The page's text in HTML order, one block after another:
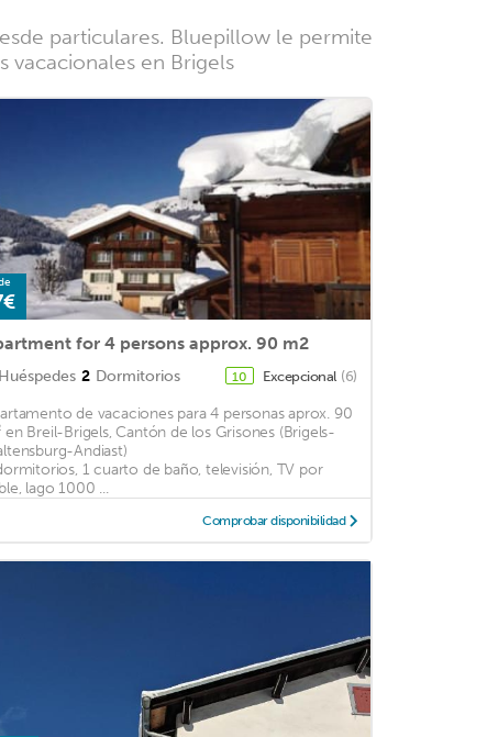
particulares. Bluepillow le permite
vacacionales en Brigels
for 4 persons approx. 90 m2
Huéspedes 2 Dormitorios 10 Excepcional (6)
de vacaciones para 4 personas aprox. 90
en Breil-Brigels, Cantón de los Grisones (Brigels-
Andiast)
1 cuarto de baño, televisión, TV por
lago 1000 ...
Comprobar disponibilidad